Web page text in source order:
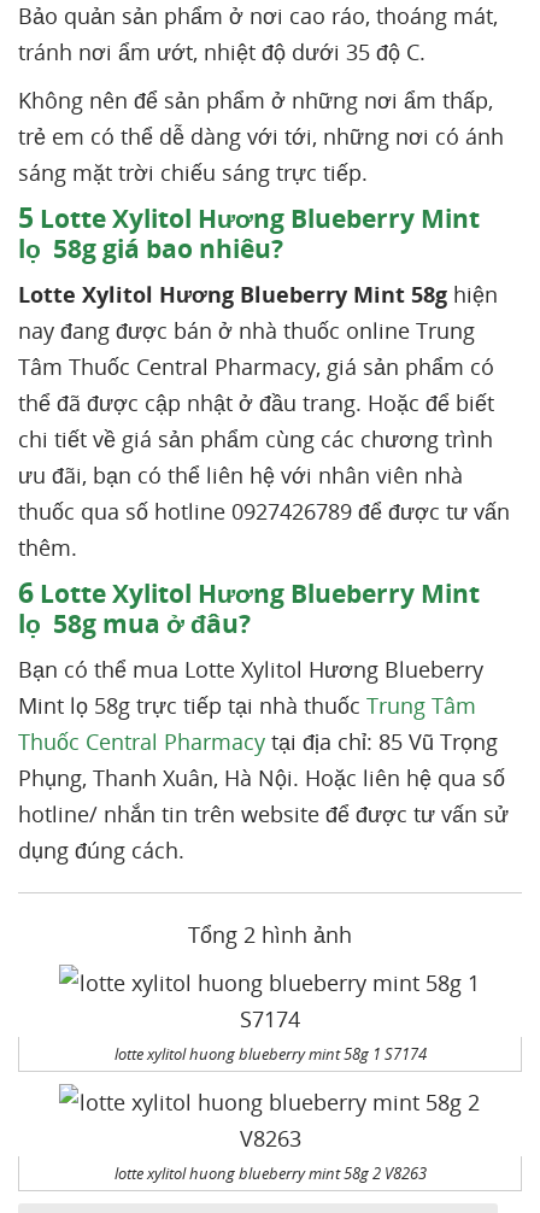
Bảo quản sản phẩm ở nơi cao ráo, thoáng mát,
tránh nơi ẩm ướt, nhiệt độ dưới 35 độ C.
Không nên để sản phẩm ở những nơi ẩm thấp,
trẻ em có thể dễ dàng với tới, những nơi có ánh
sáng mặt trời chiếu sáng trực tiếp.
5 Lotte Xylitol Hương Blueberry Mint
lọ 58g giá bao nhiêu?
Lotte Xylitol Hương Blueberry Mint 58g hiện
nay đang được bán ở nhà thuốc online Trung
Tâm Thuốc Central Pharmacy, giá sản phẩm có
thể đã được cập nhật ở đầu trang. Hoặc để biết
chi tiết về giá sản phẩm cùng các chương trình
ưu đãi, bạn có thể liên hệ với nhân viên nhà
thuốc qua số hotline 0927426789 để được tư vấn
thêm.
6 Lotte Xylitol Hương Blueberry Mint
lọ 58g mua ở đâu?
Bạn có thể mua Lotte Xylitol Hương Blueberry
Mint lọ 58g trực tiếp tại nhà thuốc Trung Tâm
Thuốc Central Pharmacy tại địa chỉ: 85 Vũ Trọng
Phụng, Thanh Xuân, Hà Nội. Hoặc liên hệ qua số
hotline/ nhắn tin trên website để được tư vấn sử
dụng đúng cách.
Tổng 2 hình ảnh
lotte xylitol huong blueberry mint 58g 1 S7174
lotte xylitol huong blueberry mint 58g 2 V8263